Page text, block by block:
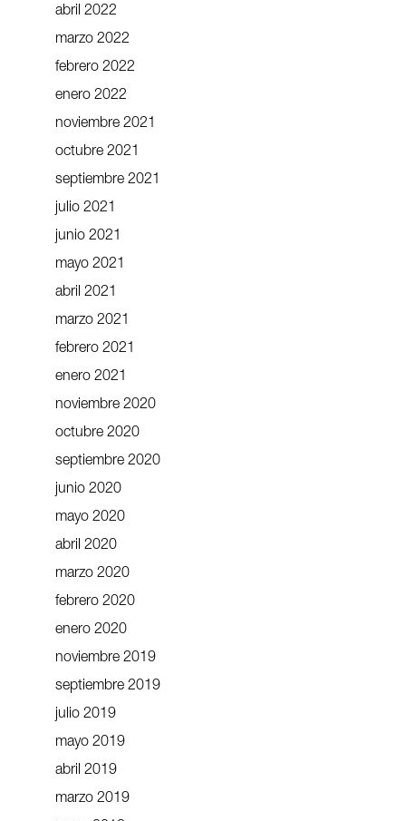
abril 2022
marzo 2022
febrero 2022
enero 2022
noviembre 2021
octubre 2021
septiembre 2021
julio 2021
junio 2021
mayo 2021
abril 2021
marzo 2021
febrero 2021
enero 2021
noviembre 2020
octubre 2020
septiembre 2020
junio 2020
mayo 2020
abril 2020
marzo 2020
febrero 2020
enero 2020
noviembre 2019
septiembre 2019
julio 2019
mayo 2019
abril 2019
marzo 2019